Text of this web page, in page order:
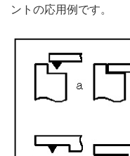
ントの応用例です。